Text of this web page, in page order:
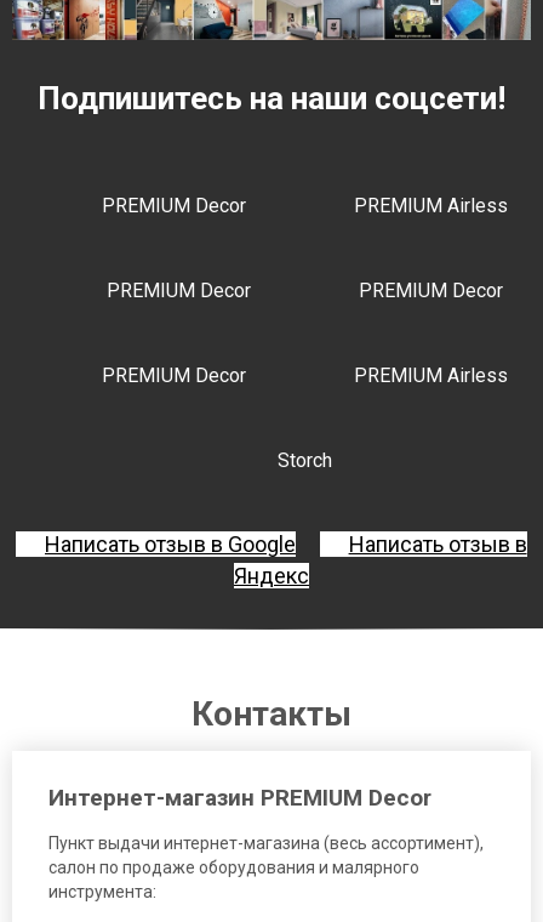
Подпишитесь на наши соцсети!
PREMIUM Decor PREMIUM Airless
PREMIUM Decor PREMIUM Decor
PREMIUM Decor PREMIUM Airless
Storch
Написать отзыв в Google
Написать отзыв в
Яндекс
Контакты
Интернет-магазин PREMIUM Decor
Пункт выдачи интернет-магазина (весь ассортимент),
салон по продаже оборудования и малярного
инструмента: